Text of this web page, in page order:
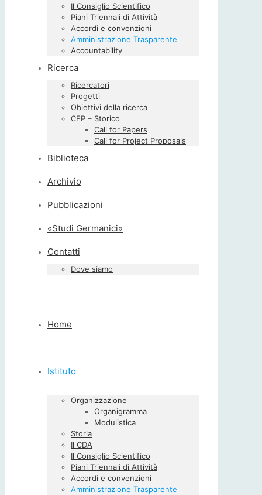
Il Consiglio Scientifico
Piani Triennali di Attività
Accordi e convenzioni
Amministrazione Trasparente
Accountability
Ricerca
Ricercatori
Progetti
Obiettivi della ricerca
CFP – Storico
Call for Papers
Call for Project Proposals
Biblioteca
Archivio
Pubblicazioni
«Studi Germanici»
Contatti
Dove siamo
Home
Istituto
Organizzazione
Organigramma
Modulistica
Storia
Il CDA
Il Consiglio Scientifico
Piani Triennali di Attività
Accordi e convenzioni
Amministrazione Trasparente